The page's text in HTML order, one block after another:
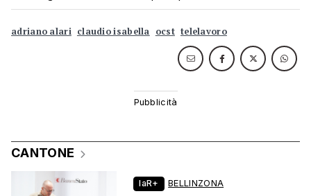
adriano alari claudio isabella ocst telelavoro
CANTONE
laR+ BELLINZONA